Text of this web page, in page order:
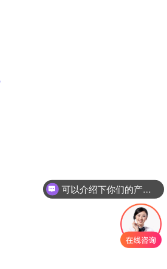
你们是怎么收费的呢